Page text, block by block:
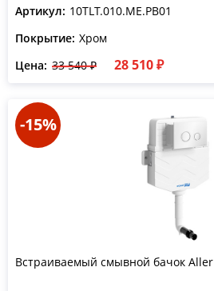
Артикул: 10TLT.010.ME.PB01
Покрытие: Хром
Цена: 33 540 ₽ 28 510 ₽
-15%
Встраиваемый смывной бачок Aller